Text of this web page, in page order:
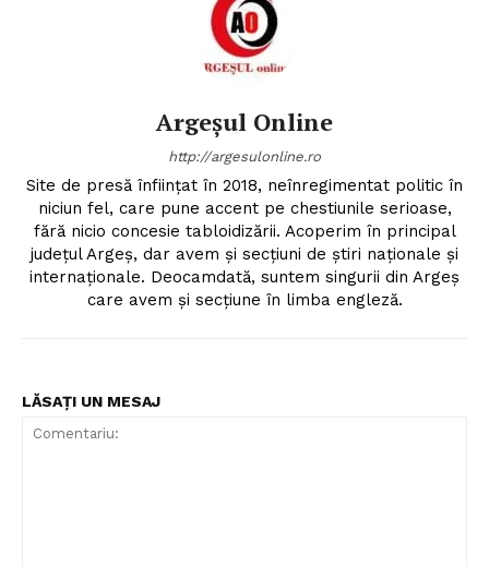
Argeșul Online
http://argesulonline.ro
Site de presă înfiinţat în 2018, neînregimentat politic în
niciun fel, care pune accent pe chestiunile serioase,
fără nicio concesie tabloidizării. Acoperim în principal
judeţul Argeş, dar avem şi secţiuni de ştiri naţionale şi
internaţionale. Deocamdată, suntem singurii din Argeş
care avem şi secţiune în limba engleză.
LĂSAȚI UN MESAJ